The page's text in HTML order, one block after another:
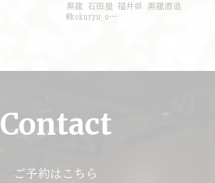
黒龍 石田屋 福井県 黒龍酒造
@kokuryu_o…
Contact
ご予約はこちら